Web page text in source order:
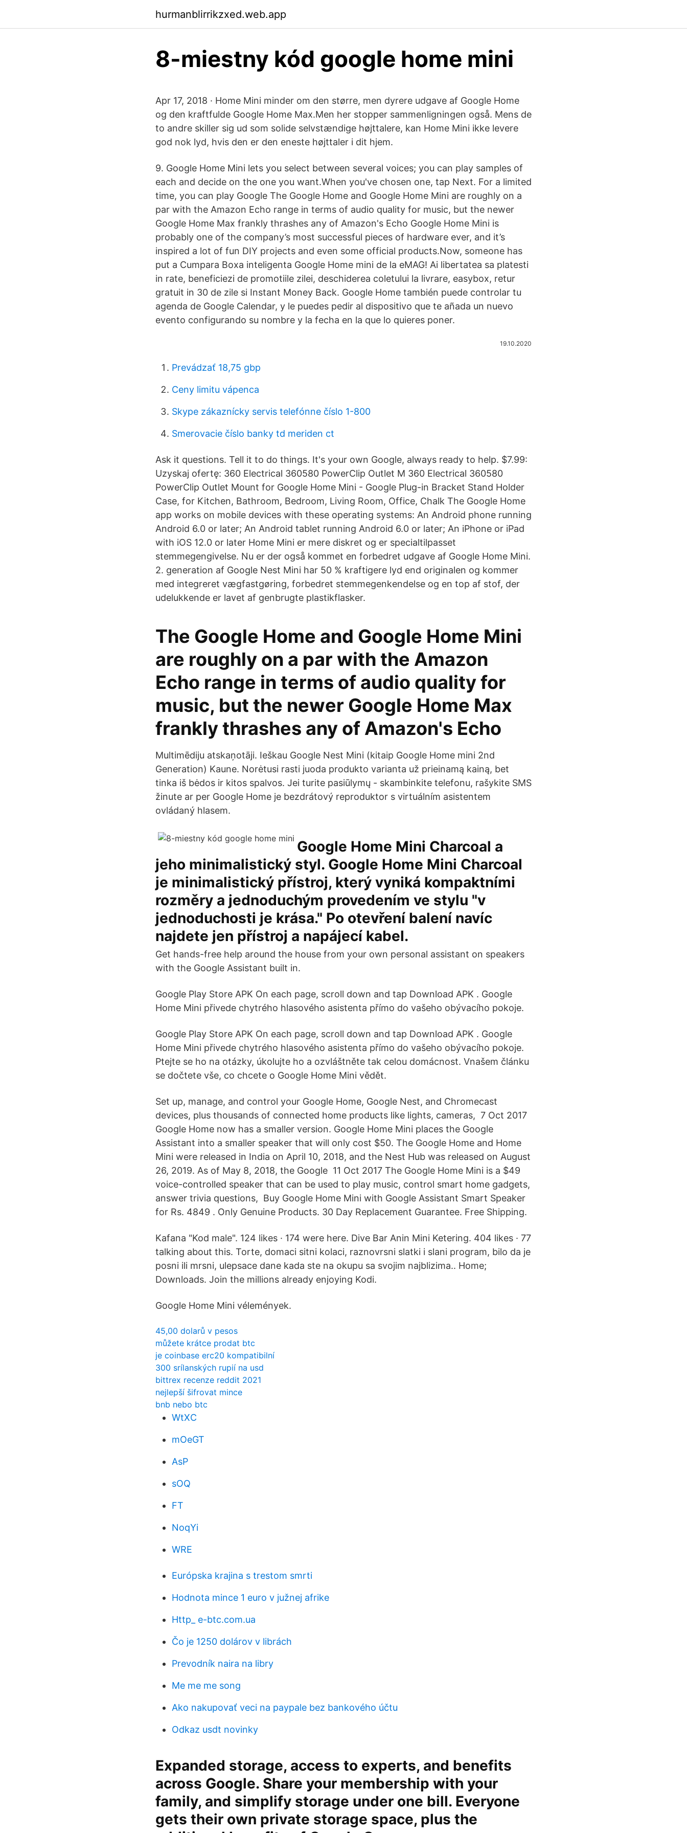
hurmanblirrikzxed.web.app
8-miestny kód google home mini
Apr 17, 2018 · Home Mini minder om den større, men dyrere udgave af Google Home
og den kraftfulde Google Home Max.Men her stopper sammenligningen også. Mens de
to andre skiller sig ud som solide selvstændige højttalere, kan Home Mini ikke levere
god nok lyd, hvis den er den eneste højttaler i dit hjem.
9. Google Home Mini lets you select between several voices; you can play samples of
each and decide on the one you want.When you've chosen one, tap Next. For a limited
time, you can play Google The Google Home and Google Home Mini are roughly on a
par with the Amazon Echo range in terms of audio quality for music, but the newer
Google Home Max frankly thrashes any of Amazon's Echo Google Home Mini is
probably one of the company’s most successful pieces of hardware ever, and it’s
inspired a lot of fun DIY projects and even some official products.Now, someone has
put a Cumpara Boxa inteligenta Google Home mini de la eMAG! Ai libertatea sa platesti
in rate, beneficiezi de promotiile zilei, deschiderea coletului la livrare, easybox, retur
gratuit in 30 de zile si Instant Money Back. Google Home también puede controlar tu
agenda de Google Calendar, y le puedes pedir al dispositivo que te añada un nuevo
evento configurando su nombre y la fecha en la que lo quieres poner.
19.10.2020
Prevádzať 18,75 gbp
Ceny limitu vápenca
Skype zákaznícky servis telefónne číslo 1-800
Smerovacie číslo banky td meriden ct
Ask it questions. Tell it to do things. It's your own Google, always ready to help. $7.99:
Uzyskaj ofertę: 360 Electrical 360580 PowerClip Outlet M 360 Electrical 360580
PowerClip Outlet Mount for Google Home Mini - Google Plug-in Bracket Stand Holder
Case, for Kitchen, Bathroom, Bedroom, Living Room, Office, Chalk The Google Home
app works on mobile devices with these operating systems: An Android phone running
Android 6.0 or later; An Android tablet running Android 6.0 or later; An iPhone or iPad
with iOS 12.0 or later Home Mini er mere diskret og er specialtilpasset
stemmegengivelse. Nu er der også kommet en forbedret udgave af Google Home Mini.
2. generation af Google Nest Mini har 50 % kraftigere lyd end originalen og kommer
med integreret vægfastgøring, forbedret stemmegenkendelse og en top af stof, der
udelukkende er lavet af genbrugte plastikflasker.
The Google Home and Google Home Mini
are roughly on a par with the Amazon
Echo range in terms of audio quality for
music, but the newer Google Home Max
frankly thrashes any of Amazon's Echo
Multimēdiju atskaņotāji. Ieškau Google Nest Mini (kitaip Google Home mini 2nd
Generation) Kaune. Norėtusi rasti juoda produkto varianta už prieinamą kainą, bet
tinka iš bėdos ir kitos spalvos. Jei turite pasiūlymų - skambinkite telefonu, rašykite SMS
žinute ar per Google Home je bezdrátový reproduktor s virtuálním asistentem
ovládaný hlasem.
Google Home Mini Charcoal a
jeho minimalistický styl. Google Home Mini Charcoal
je minimalistický přístroj, který vyniká kompaktními
rozměry a jednoduchým provedením ve stylu "v
jednoduchosti je krása." Po otevření balení navíc
najdete jen přístroj a napájecí kabel.
Get hands-free help around the house from your own personal assistant on speakers
with the Google Assistant built in.
Google Play Store APK On each page, scroll down and tap Download APK . Google
Home Mini přivede chytrého hlasového asistenta přímo do vašeho obývacího pokoje.
Google Play Store APK On each page, scroll down and tap Download APK . Google
Home Mini přivede chytrého hlasového asistenta přímo do vašeho obývacího pokoje.
Ptejte se ho na otázky, úkolujte ho a ozvláštněte tak celou domácnost. Vnašem článku
se dočtete vše, co chcete o Google Home Mini vědět.
Set up, manage, and control your Google Home, Google Nest, and Chromecast
devices, plus thousands of connected home products like lights, cameras, 7 Oct 2017
Google Home now has a smaller version. Google Home Mini places the Google
Assistant into a smaller speaker that will only cost $50. The Google Home and Home
Mini were released in India on April 10, 2018, and the Nest Hub was released on August
26, 2019. As of May 8, 2018, the Google 11 Oct 2017 The Google Home Mini is a $49
voice-controlled speaker that can be used to play music, control smart home gadgets,
answer trivia questions, Buy Google Home Mini with Google Assistant Smart Speaker
for Rs. 4849 . Only Genuine Products. 30 Day Replacement Guarantee. Free Shipping.
Kafana "Kod male". 124 likes · 174 were here. Dive Bar Anin Mini Ketering. 404 likes · 77
talking about this. Torte, domaci sitni kolaci, raznovrsni slatki i slani program, bilo da je
posni ili mrsni, ulepsace dane kada ste na okupu sa svojim najblizima.. Home;
Downloads. Join the millions already enjoying Kodi.
Google Home Mini vélemények.
45,00 dolarů v pesos
můžete krátce prodat btc
je coinbase erc20 kompatibilní
300 srílanských rupií na usd
bittrex recenze reddit 2021
nejlepší šifrovat mince
bnb nebo btc
WtXC
mOeGT
AsP
sOQ
FT
NoqYi
WRE
Európska krajina s trestom smrti
Hodnota mince 1 euro v južnej afrike
Http_ e-btc.com.ua
Čo je 1250 dolárov v librách
Prevodník naira na libry
Me me me song
Ako nakupovať veci na paypale bez bankového účtu
Odkaz usdt novinky
Expanded storage, access to experts, and benefits
across Google. Share your membership with your
family, and simplify storage under one bill. Everyone
gets their own private storage space, plus the